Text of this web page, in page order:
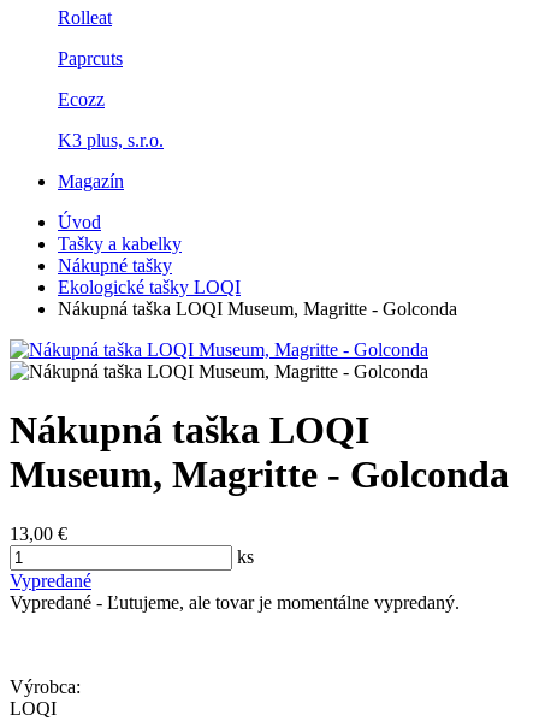
Rolleat
Paprcuts
Ecozz
K3 plus, s.r.o.
Magazín
Úvod
Tašky a kabelky
Nákupné tašky
Ekologické tašky LOQI
Nákupná taška LOQI Museum, Magritte - Golconda
Nákupná taška LOQI
Museum, Magritte - Golconda
13,00 €
ks
Vypredané
Vypredané - Ľutujeme, ale tovar je momentálne vypredaný.
Výrobca:
LOQI